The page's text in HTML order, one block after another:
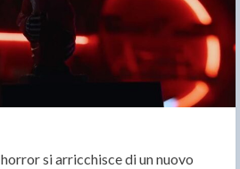
si arricchisce di un nuovo